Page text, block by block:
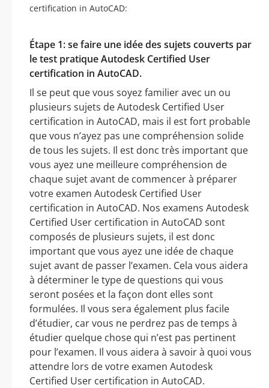
certification in AutoCAD:
Étape 1: se faire une idée des sujets couverts par
le test pratique Autodesk Certified User
certification in AutoCAD.
Il se peut que vous soyez familier avec un ou
plusieurs sujets de Autodesk Certified User
certification in AutoCAD, mais il est fort probable
que vous n’ayez pas une compréhension solide
de tous les sujets. Il est donc très important que
vous ayez une meilleure compréhension de
chaque sujet avant de commencer à préparer
votre examen Autodesk Certified User
certification in AutoCAD. Nos examens Autodesk
Certified User certification in AutoCAD sont
composés de plusieurs sujets, il est donc
important que vous ayez une idée de chaque
sujet avant de passer l’examen. Cela vous aidera
à déterminer le type de questions qui vous
seront posées et la façon dont elles sont
formulées. Il vous sera également plus facile
d’étudier, car vous ne perdrez pas de temps à
étudier quelque chose qui n’est pas pertinent
pour l’examen. Il vous aidera à savoir à quoi vous
attendre lors de votre examen Autodesk
Certified User certification in AutoCAD.